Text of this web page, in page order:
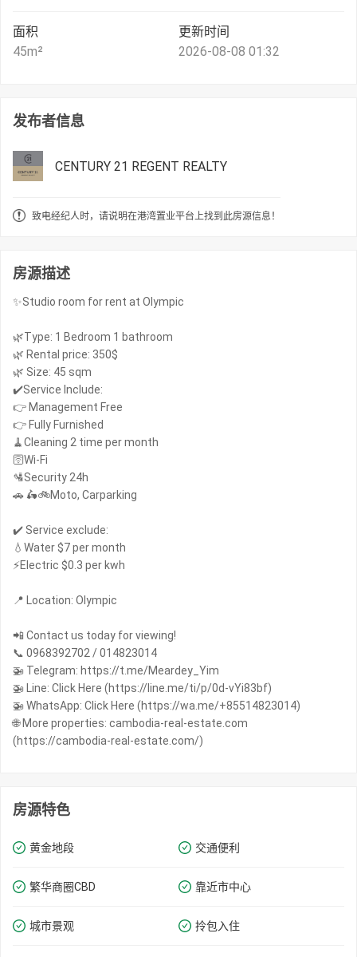
面积
45m²
更新时间
2026-08-08 01:32
发布者信息
CENTURY 21 REGENT REALTY
致电经纪人时，请说明在港湾置业平台上找到此房源信息！
房源描述
✨Studio room for rent at Olympic
🌿Type: 1 Bedroom 1 bathroom
🌿 Rental price: 350$
🌿 Size: 45 sqm
✔️Service Include:
👉 Management Free
👉 Fully Furnished
🧹Cleaning 2 time per month
🛜Wi-Fi
🛂Security 24h
🚗 🛵🚲Moto, Carparking
✔️ Service exclude:
💧Water $7 per month
⚡️Electric $0.3 per kwh
📍 Location: Olympic
📲 Contact us today for viewing!
📞 0968392702 / 014823014
🚁 Telegram: https://t.me/Meardey_Yim
🚁 Line: Click Here (https://line.me/ti/p/0d-vYi83bf)
🚁 WhatsApp: Click Here (https://wa.me/+85514823014)
🌐 More properties: cambodia-real-estate.com
(https://cambodia-real-estate.com/)
房源特色
黄金地段 交通便利
繁华商圈​​CBD 靠近市中心
城市景观 拎包入住